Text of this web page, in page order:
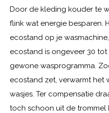
Door de kleding kouder te
flink wat energie besparen.
ecostand op je
ecostand is ongeveer 30
gewone wasprogramma.
ecostand zet, verwarmt het
wasjes. Ter compensatie
toch schoon uit de trommel